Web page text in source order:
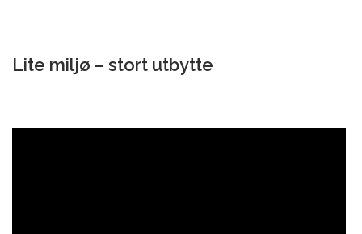
Lite miljø – stort utbytte